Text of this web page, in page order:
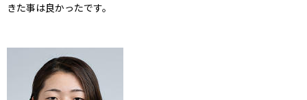
きた事は良かったです。